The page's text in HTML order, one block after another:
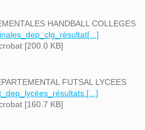
HANDBALL COLLEGES
[200.0 KB]
FUTSAL LYCEES
[160.7 KB]